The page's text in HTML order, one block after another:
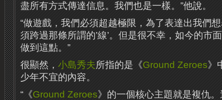
盡所有方式傳達信息。我們也是一樣。”他說。
“做遊戲，我們必須超越極限，為了表達出我們
須跨過那條所謂的’線’。但是很不幸，如今的市
做到這點。”
很顯然， 小島秀夫所指的是《Ground Zeroes》
少年不宜的內容。
“《Ground Zeroes》的一個核心主題就是複仇